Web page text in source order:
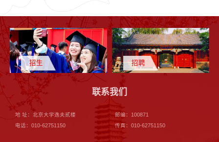
招生 招聘
联系我们
地 址：北京大学逸夫贰楼
邮编：100871
电话：010-62751150
传真：010-62751150